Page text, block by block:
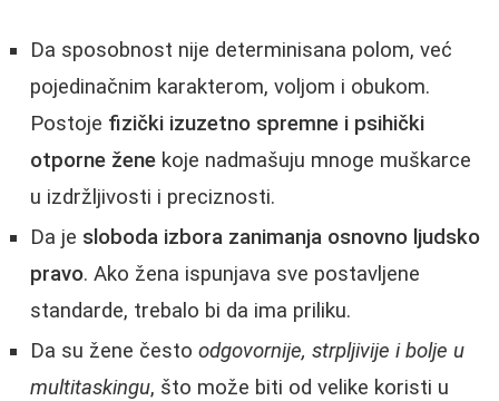
Da sposobnost nije determinisana polom, već
pojedinačnim karakterom, voljom i obukom.
Postoje fizički izuzetno spremne i psihički
otporne žene koje nadmašuju mnoge muškarce
u izdržljivosti i preciznosti.
Da je sloboda izbora zanimanja osnovno ljudsko
pravo. Ako žena ispunjava sve postavljene
standarde, trebalo bi da ima priliku.
Da su žene često odgovornije, strpljivije i bolje u
multitaskingu, što može biti od velike koristi u